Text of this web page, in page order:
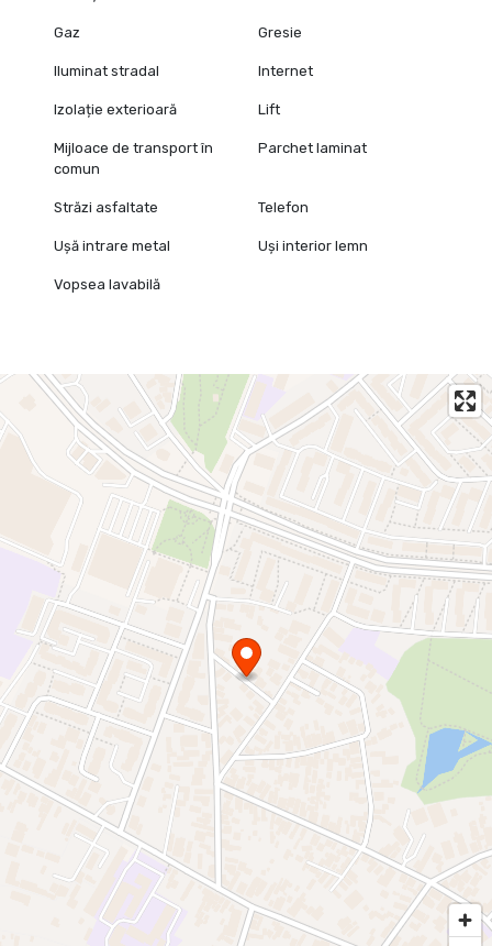
Gaz Gresie
Iluminat stradal Internet
Izolație exterioară Lift
Mijloace de transport în
comun
Parchet laminat
Străzi asfaltate Telefon
Ușă intrare metal Uși interior lemn
Vopsea lavabilă